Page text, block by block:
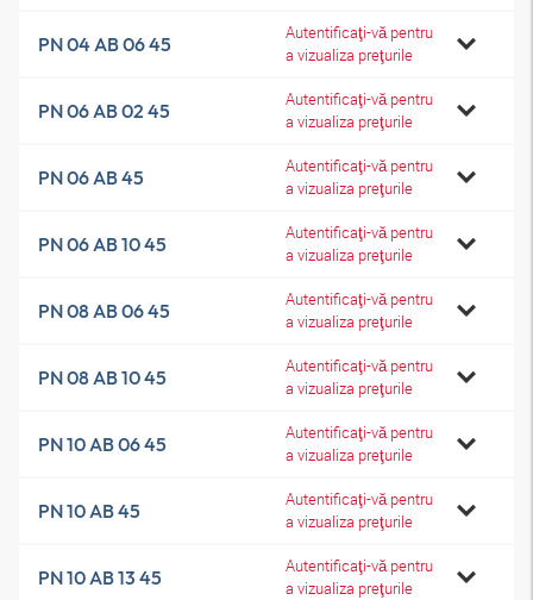
PN 04 AB 06 45
Autentificaţi-vă pentru
a vizualiza preţurile
PN 06 AB 02 45
Autentificaţi-vă pentru
a vizualiza preţurile
PN 06 AB 45
Autentificaţi-vă pentru
a vizualiza preţurile
PN 06 AB 10 45
Autentificaţi-vă pentru
a vizualiza preţurile
PN 08 AB 06 45
Autentificaţi-vă pentru
a vizualiza preţurile
PN 08 AB 10 45
Autentificaţi-vă pentru
a vizualiza preţurile
PN 10 AB 06 45
Autentificaţi-vă pentru
a vizualiza preţurile
PN 10 AB 45
Autentificaţi-vă pentru
a vizualiza preţurile
PN 10 AB 13 45
Autentificaţi-vă pentru
a vizualiza preţurile